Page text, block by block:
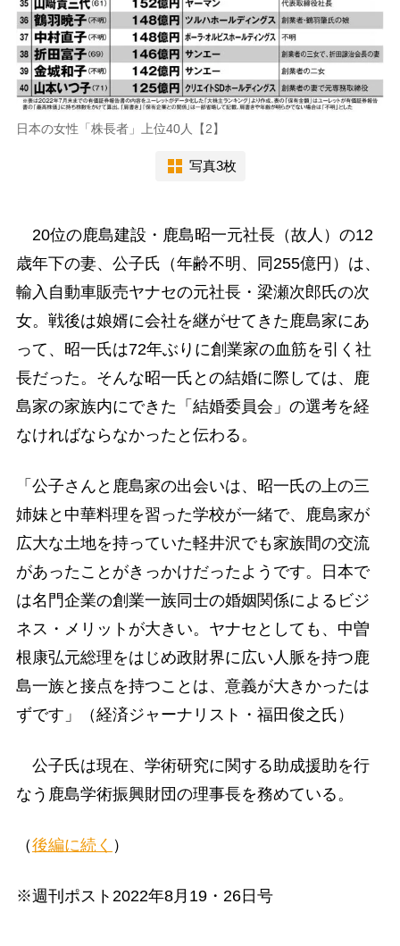
日本の女性「株長者」上位40人【2】
写真3枚
20位の鹿島建設・鹿島昭一元社長（故人）の12
歳年下の妻、公子氏（年齢不明、同255億円）は、
輸入自動車販売ヤナセの元社長・梁瀬次郎氏の次
女。戦後は娘婿に会社を継がせてきた鹿島家にあ
って、昭一氏は72年ぶりに創業家の血筋を引く社
長だった。そんな昭一氏との結婚に際しては、鹿
島家の家族内にできた「結婚委員会」の選考を経
なければならなかったと伝わる。
「公子さんと鹿島家の出会いは、昭一氏の上の三
姉妹と中華料理を習った学校が一緒で、鹿島家が
広大な土地を持っていた軽井沢でも家族間の交流
があったことがきっかけだったようです。日本で
は名門企業の創業一族同士の婚姻関係によるビジ
ネス・メリットが大きい。ヤナセとしても、中曽
根康弘元総理をはじめ政財界に広い人脈を持つ鹿
島一族と接点を持つことは、意義が大きかったは
ずです」（経済ジャーナリスト・福田俊之氏）
公子氏は現在、学術研究に関する助成援助を行
なう鹿島学術振興財団の理事長を務めている。
（後編に続く ）
※週刊ポスト2022年8月19・26日号